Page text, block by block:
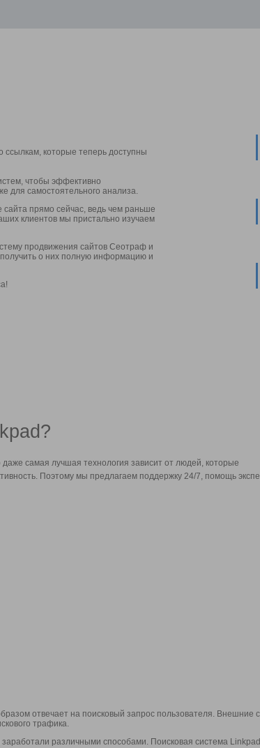
которые теперь доступны
чтобы эффективно
для самостоятельного анализа.
сайта прямо сейчас, ведь чем раньше
клиентов мы пристально изучаем
продвижения сайтов Сеотраф и
о них полную информацию и
даже самая лучшая технология зависит от людей, которые
Поэтому мы предлагаем поддержку 24/7, помощь
отвечает на поисковый запрос пользователя. Внешние
трафика.
различными способами. Поисковая система Linkpad